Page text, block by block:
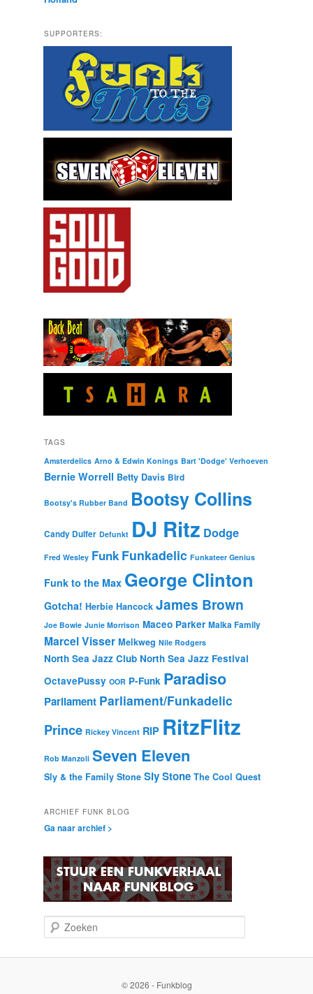
SUPPORTERS:
TAGS
Amsterdelics Arno & Edwin Konings Bart 'Dodge' Verhoeven
Bernie Worrell Betty Davis Bird
Bootsy's Rubber Band Bootsy Collins
Candy Dulfer Defunkt DJ Ritz Dodge
Fred Wesley Funk Funkadelic Funkateer Genius
Funk to the Max George Clinton
Gotcha! Herbie Hancock James Brown
Joe Bowie Junie Morrison Maceo Parker Malka Family
Marcel Visser Melkweg Nile Rodgers
North Sea Jazz Club North Sea Jazz Festival
OctavePussy OOR P-Funk Paradiso
Parliament Parliament/Funkadelic
Prince Rickey Vincent RIP RitzFlitz
Rob Manzoli Seven Eleven
Sly & the Family Stone Sly Stone The Cool Quest
ARCHIEF FUNK BLOG
Ga naar archief >
o
© 2026 - Funkblog